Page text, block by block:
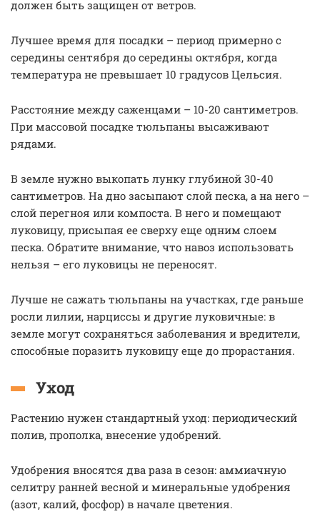
должен быть защищен от ветров.
Лучшее время для посадки – период примерно с
середины сентября до середины октября, когда
температура не превышает 10 градусов Цельсия.
Расстояние между саженцами – 10-20 сантиметров.
При массовой посадке тюльпаны высаживают
рядами.
В земле нужно выкопать лунку глубиной 30-40
сантиметров. На дно засыпают слой песка, а на него –
слой перегноя или компоста. В него и помещают
луковицу, присыпая ее сверху еще одним слоем
песка. Обратите внимание, что навоз использовать
нельзя – его луковицы не переносят.
Лучше не сажать тюльпаны на участках, где раньше
росли лилии, нарциссы и другие луковичные: в
земле могут сохраняться заболевания и вредители,
способные поразить луковицу еще до прорастания.
Уход
Растению нужен стандартный уход: периодический
полив, прополка, внесение удобрений.
Удобрения вносятся два раза в сезон: аммиачную
селитру ранней весной и минеральные удобрения
(азот, калий, фосфор) в начале цветения.